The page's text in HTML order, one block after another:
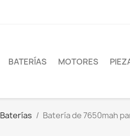
BATERÍAS MOTORES
Baterías
Batería de 7650mah